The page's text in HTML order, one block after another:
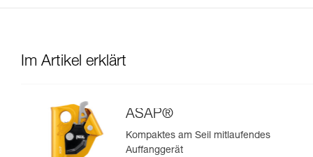
Im Artikel erklärt
ASAP®
Kompaktes am Seil mitlaufendes
Auffanggerät